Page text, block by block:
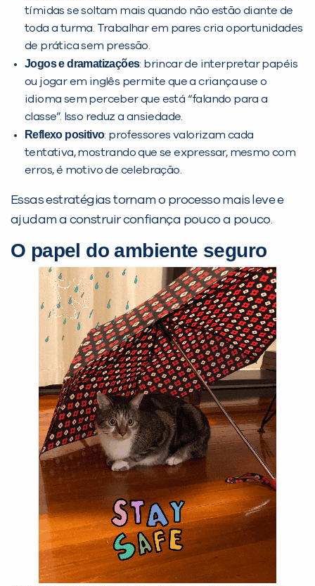
tímidas se soltam mais quando não estão diante de
toda a turma. Trabalhar em pares cria oportunidades
de prática sem pressão.
Jogos e dramatizações: brincar de interpretar papéis
ou jogar em inglês permite que a criança use o
idioma sem perceber que está “falando para a
classe”. Isso reduz a ansiedade.
Reflexo positivo: professores valorizam cada
tentativa, mostrando que se expressar, mesmo com
erros, é motivo de celebração.
Essas estratégias tornam o processo mais leve e
ajudam a construir confiança pouco a pouco.
O papel do ambiente seguro